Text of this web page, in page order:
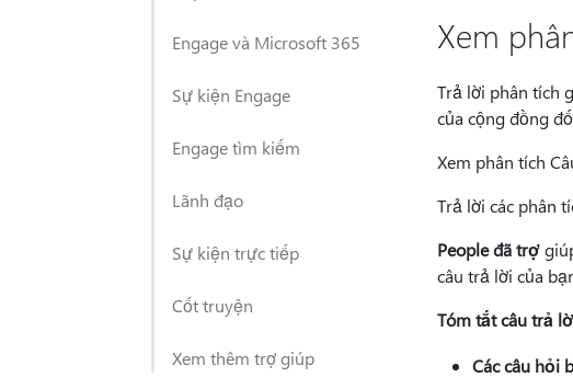
Engage và Microsoft 365
Sự kiện Engage
Engage tìm kiếm
Lãnh đạo
Sự kiện trực tiếp
Cốt truyện
Xem thêm trợ giúp
Xem
Trả lời phân tích
của cộng đồng
Xem phân tích
Trả lời các phân
People đã trợ
câu trả lời của
Tóm tắt câu trả
Các câu hỏi